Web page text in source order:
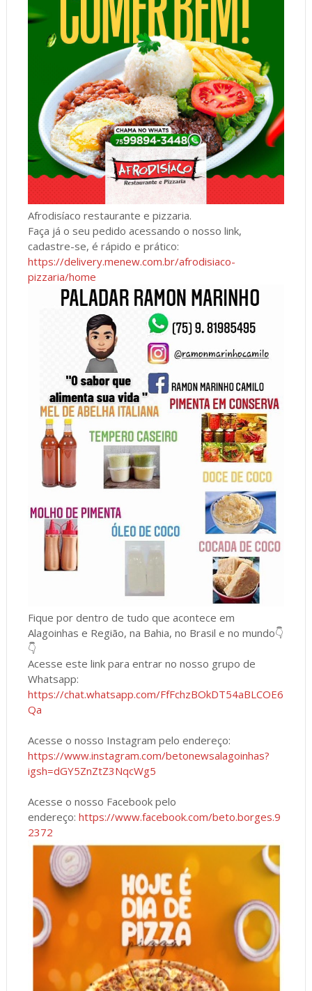
Afrodisíaco restaurante e pizzaria.
Faça já o seu pedido acessando o nosso link,
cadastre-se, é rápido e prático:
https://delivery.menew.com.br/afrodisiaco-
pizzaria/home
Fique por dentro de tudo que acontece em
Alagoinhas e Região, na Bahia, no Brasil e no mundo👇
👇
Acesse este link para entrar no nosso grupo de
Whatsapp:
https://chat.whatsapp.com/FfFchzBOkDT54aBLCOE6
Qa
Acesse o nosso Instagram pelo endereço:
https://www.instagram.com/betonewsalagoinhas?
igsh=dGY5ZnZtZ3NqcWg5
Acesse o nosso Facebook pelo
endereço: https://www.facebook.com/beto.borges.9
2372